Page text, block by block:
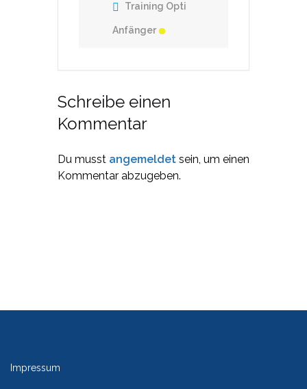
Training Opti
Anfänger
Schreibe einen
Kommentar
Du musst angemeldet sein, um einen
Kommentar abzugeben.
Impressum